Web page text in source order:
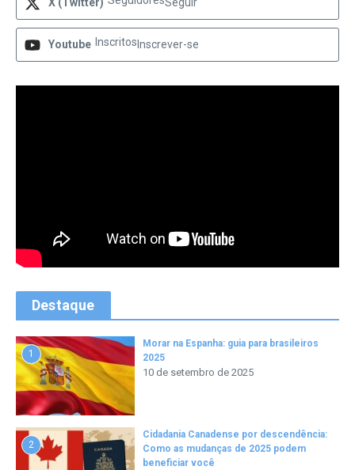
Youtube Inscritos Inscrever-se
Destaque
1
Morar na Espanha: guia para brasileiros
2025
10 de setembro de 2025
2
Cidadania Canadense por descendência:
Como as mudanças de 2025 podem
beneficiar você